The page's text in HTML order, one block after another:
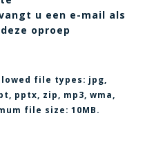
u een e-mail als
oproep
file types: jpg,
pptx, zip, mp3, wma,
file size: 10MB.